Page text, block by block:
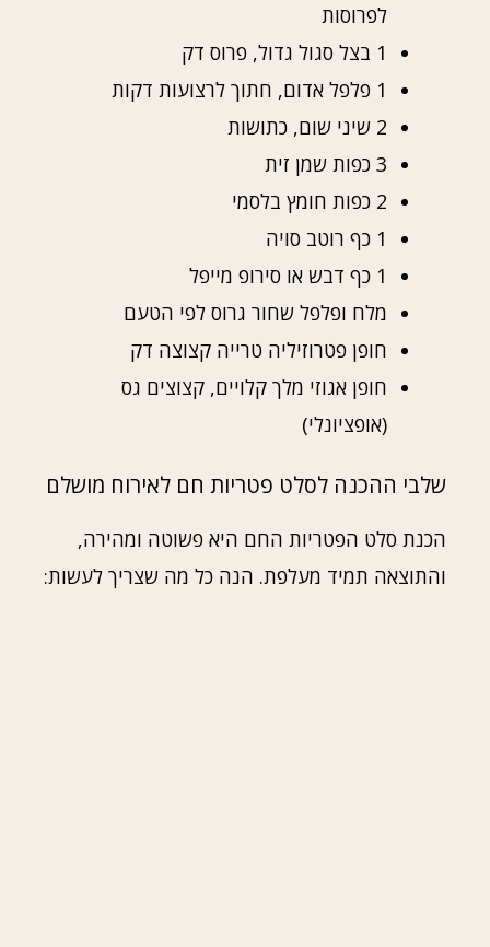
לפרוסות
1 בצל סגול גדול, פרוס דק
1 פלפל אדום, חתוך לרצועות דקות
2 שיני שום, כתושות
3 כפות שמן זית
2 כפות חומץ בלסמי
1 כף רוטב סויה
1 כף דבש או סירופ מייפל
מלח ופלפל שחור גרוס לפי הטעם
חופן פטרוזיליה טרייה קצוצה דק
חופן אגוזי מלך קלויים, קצוצים גס
(אופציונלי)
שלבי ההכנה לסלט פטריות חם לאירוח מושלם
הכנת סלט הפטריות החם היא פשוטה ומהירה,
והתוצאה תמיד מעלפת. הנה כל מה שצריך לעשות: